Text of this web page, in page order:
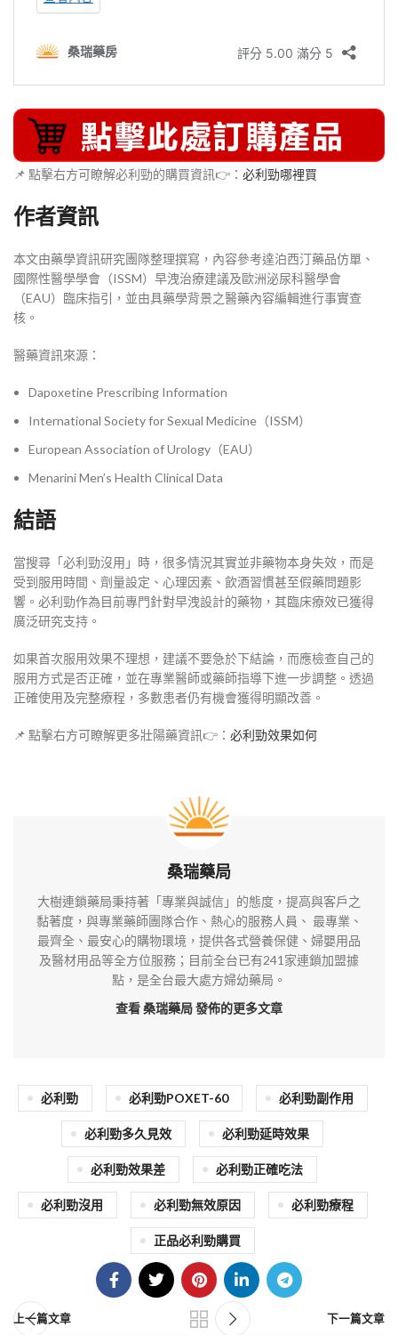
📌 點擊右方可瞭解必利勁的購買資訊👉： 必利勁哪裡買
作者資訊
本文由藥學資訊研究團隊整理撰寫，內容參考達泊西汀藥品仿單、
國際性醫學學會（ISSM）早洩治療建議及歐洲泌尿科醫學會
（EAU）臨床指引，並由具藥學背景之醫藥內容編輯進行事實查
核。
醫藥資訊來源：
Dapoxetine Prescribing Information
International Society for Sexual Medicine（ISSM）
European Association of Urology（EAU）
Menarini Men’s Health Clinical Data
結語
當搜尋「必利勁沒用」時，很多情況其實並非藥物本身失效，而是
受到服用時間、劑量設定、心理因素、飲酒習慣甚至假藥問題影
響。必利勁作為目前專門針對早洩設計的藥物，其臨床療效已獲得
廣泛研究支持。
如果首次服用效果不理想，建議不要急於下結論，而應檢查自己的
服用方式是否正確，並在專業醫師或藥師指導下進一步調整。透過
正確使用及完整療程，多數患者仍有機會獲得明顯改善。
📌 點擊右方可瞭解更多壯陽藥資訊👉： 必利勁效果如何
桑瑞藥局
大樹連鎖藥局秉持著「專業與誠信」的態度，提高與客戶之
黏著度，與專業藥師團隊合作、熱心的服務人員、 最專業、
最齊全、最安心的購物環境，提供各式營養保健、婦嬰用品
及醫材用品等全方位服務；目前全台已有241家連鎖加盟據
點，是全台最大處方婦幼藥局。
查看 桑瑞藥局發佈的更多文章
必利勁 必利勁POXET-60 必利勁副作用
必利勁多久見效 必利勁延時效果
必利勁效果差 必利勁正確吃法
必利勁沒用 必利勁無效原因 必利勁療程
正品必利勁購買
上一篇文章 下一篇文章